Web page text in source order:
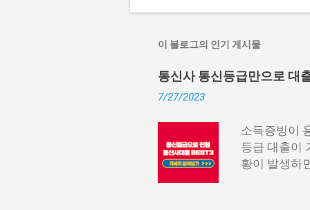
이 블로그의 인기 게시물
통신사 통신등급만으로 대
7/27/2023
소득증빙이
등급 대출이
황이 발생하
아두면, 무